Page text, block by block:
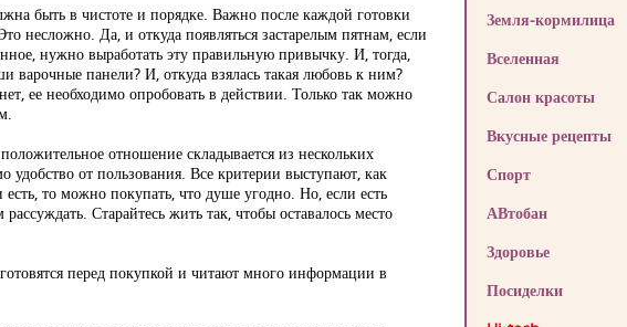
быть в чистоте и порядке. Важно после каждой готовки
несложно. Да, и откуда появляться застарелым пятнам, если
нужно выработать эту правильную привычку. И, тогда,
варочные панели? И, откуда взялась такая любовь к ним?
ее необходимо опробовать в действии. Только так можно
отношение складывается из нескольких
от пользования. Все критерии выступают, как
то можно покупать, что душе угодно. Но, если есть
Старайтесь жить так, чтобы оставалось место
перед покупкой и читают много информации в
Земля-кормилица
Вселенная
Салон красоты
Вкусные рецепты
Спорт
АВтобан
Здоровье
Посиделки